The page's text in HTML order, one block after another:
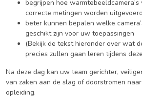
begrijpen hoe
correcte metingen worden uitgevoerd
beter kunnen bepalen welke
geschikt zijn voor uw toepassingen
(Bekijk de tekst hieronder over wat
precies zullen gaan leren tijdens
Na deze dag kan uw team gerichter,
van zaken aan de slag of doorstromen
opleiding.